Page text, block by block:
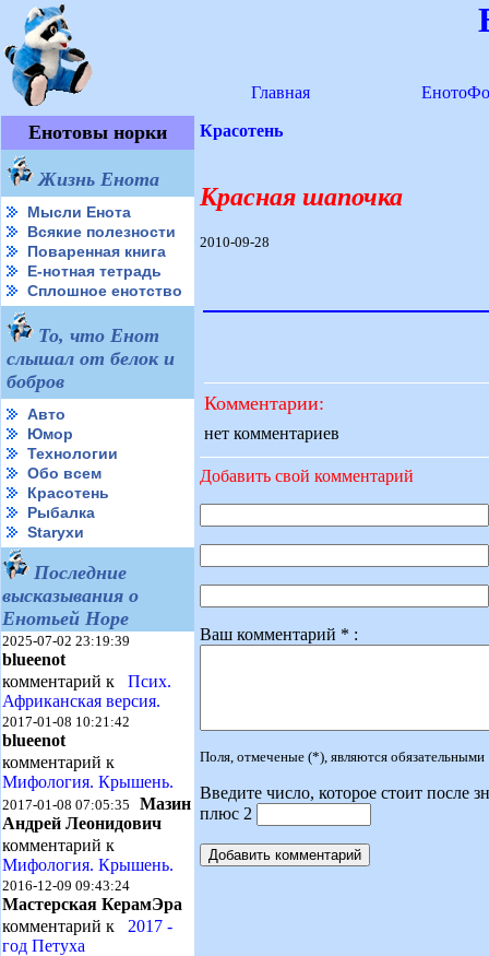
Главная
Енотовы норки
Жизнь Енота
Мысли Енота
Всякие полезности
Поваренная книга
Е-нотная тетрадь
Сплошное енотство
То, что Енот
слышал от белок и
бобров
Авто
Юмор
Технологии
Обо всем
Красотень
Рыбалка
Starухи
Последние
высказывания о
Енотьей Норе
2025-07-02 23:19:39
blueenot
комментарий к Псих.
Африканская версия.
2017-01-08 10:21:42
blueenot
комментарий к
Мифология. Крышень.
2017-01-08 07:05:35 Мазин
Андрей Леонидович
комментарий к
Мифология. Крышень.
2016-12-09 09:43:24
Мастерская КерамЭра
комментарий к 2017 -
год Петуха
Красотень
Красная шапочка
2010-09-28
Комментарии:
нет комментариев
Добавить свой комментарий
Ваш комментарий * :
Поля, отмеченые (*), являются обязательными
Введите число, которое стоит после
плюс 2